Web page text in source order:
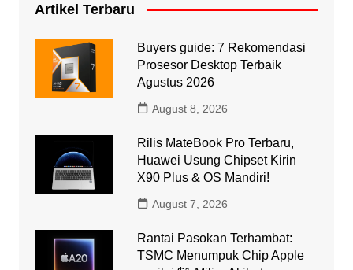
Artikel Terbaru
Buyers guide: 7 Rekomendasi
Prosesor Desktop Terbaik
Agustus 2026
August 8, 2026
Rilis MateBook Pro Terbaru,
Huawei Usung Chipset Kirin
X90 Plus & OS Mandiri!
August 7, 2026
Rantai Pasokan Terhambat:
TSMC Menumpuk Chip Apple